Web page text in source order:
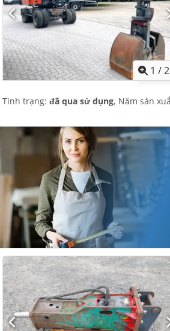
1 /
Tình trạng: đã qua sử dụng, Năm sản